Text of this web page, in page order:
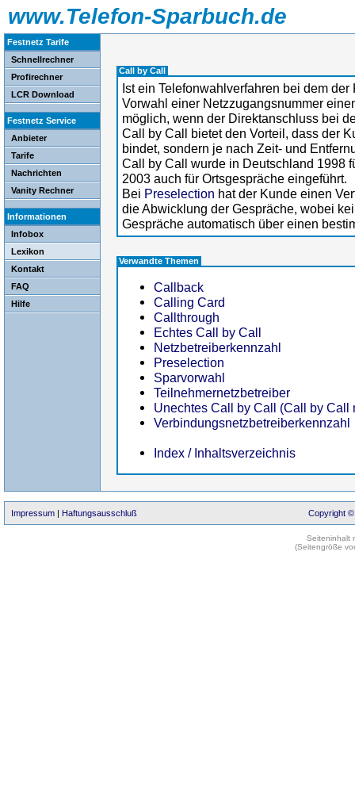
www.Telefon-Sparbuch.de
Festnetz Tarife
Schnellrechner
Profirechner
LCR Download
Festnetz Service
Anbieter
Tarife
Nachrichten
Vanity Rechner
Informationen
Infobox
Lexikon
Kontakt
FAQ
Hilfe
Call by Call
Ist ein Telefonwahlverfahren bei dem
Vorwahl einer Netzzugangsnummer
möglich, wenn der Direktanschluss bei
Call by Call bietet den Vorteil, dass der
bindet, sondern je nach Zeit- und
Call by Call wurde in Deutschland 1998
2003 auch für Ortsgespräche eingeführt.
Bei Preselection hat der Kunde einen
die Abwicklung der Gespräche, wobei
Gespräche automatisch über einen
Verwandte Themen
Callback
Calling Card
Callthrough
Echtes Call by Call
Netzbetreiberkennzahl
Preselection
Sparvorwahl
Teilnehmernetzbetreiber
Unechtes Call by Call (Call by Call
Verbindungsnetzbetreiberkennzahl
Index / Inhaltsverzeichnis
Impressum | Haftungsausschluß Copyright ©
Seiteninhalt
(Seitengröße